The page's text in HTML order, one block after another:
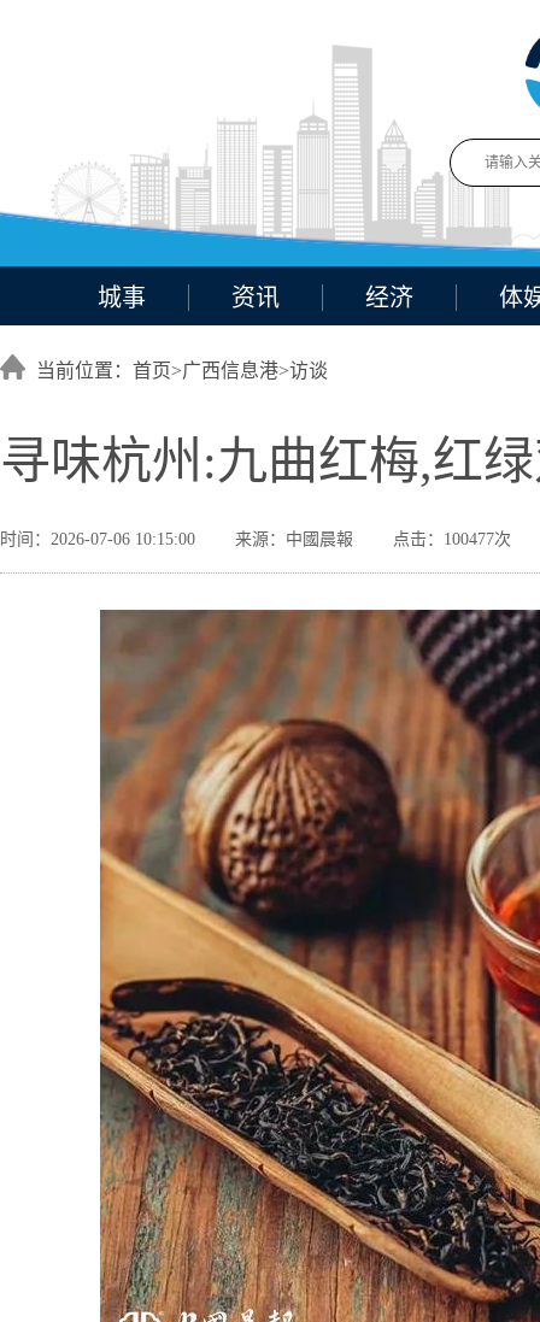
城事 资讯 经济 体
当前位置：首页>广西信息港>访谈
寻味杭州:九曲红梅,红
时间：2026-07-06 10:15:00 来源：中國晨報 点击：100477次